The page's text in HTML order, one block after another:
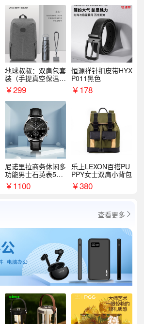
地球叔叔：双肩包套
装（手提真空保温杯
+手机挂绳）
￥299
恒源祥针扣皮带HYX
P011黑色
￥178
尼诺里拉商务休闲多
功能男士石英表510
05
￥1100
乐上LEXON百搭PU
PPY女士双肩小背包
￥380
查看更多 